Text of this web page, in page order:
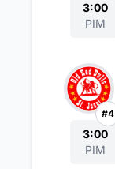
3:00
PIM
#4
3:00
PIM